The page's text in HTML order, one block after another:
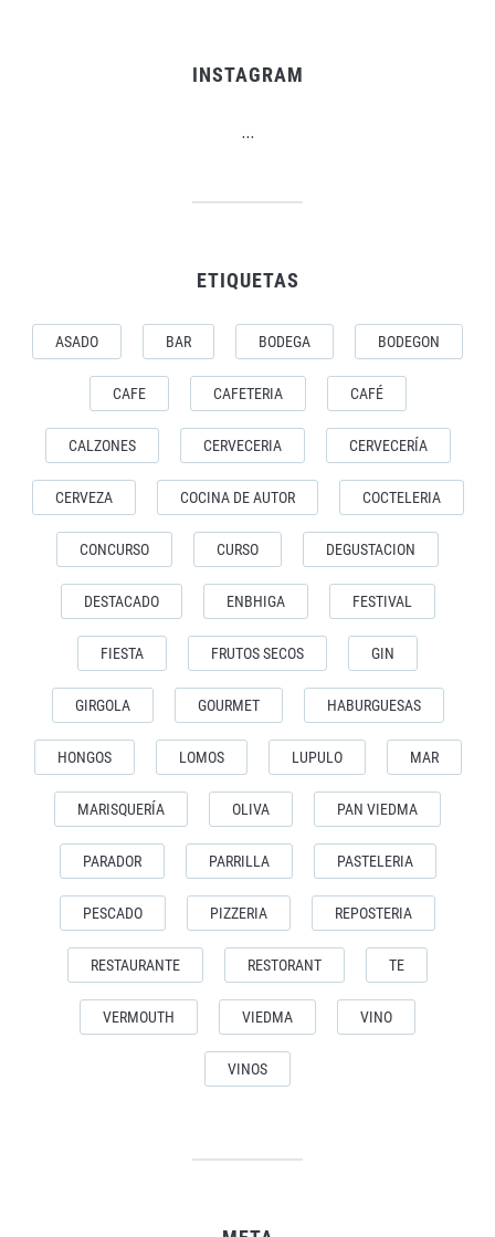
INSTAGRAM
…
ETIQUETAS
ASADO BAR BODEGA BODEGON
CAFE CAFETERIA CAFÉ
CALZONES CERVECERIA CERVECERÍA
CERVEZA COCINA DE AUTOR COCTELERIA
CONCURSO CURSO DEGUSTACION
DESTACADO ENBHIGA FESTIVAL
FIESTA FRUTOS SECOS GIN
GIRGOLA GOURMET HABURGUESAS
HONGOS LOMOS LUPULO MAR
MARISQUERÍA OLIVA PAN VIEDMA
PARADOR PARRILLA PASTELERIA
PESCADO PIZZERIA REPOSTERIA
RESTAURANTE RESTORANT TE
VERMOUTH VIEDMA VINO
VINOS